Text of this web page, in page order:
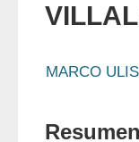
MARCO
Resumen